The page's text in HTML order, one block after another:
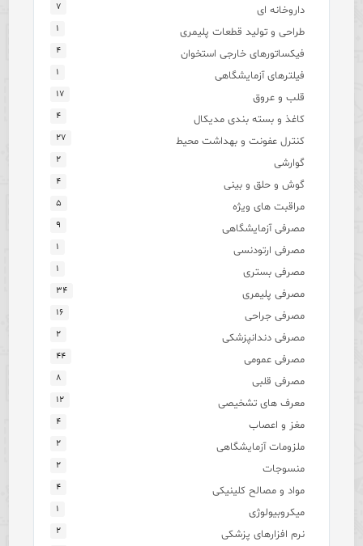
داروخانه ای ۷
طراحی و تولید قطعات پلیمری ۱
فیکساتورهای خارجی استخوان ۴
فیلترهای آزمایشگاهی ۱
قلب و عروق ۱۷
کاغذ و بسته بندی مدیکال ۴
کنترل عفونت و بهداشت محیط ۲۷
گوارشی ۲
گوش و حلق و بینی ۴
مراقبت های ویژه ۵
مصرفی آزمایشگاهی ۹
مصرفی ارتودنسی ۱
مصرفی بستری ۱
مصرفی پلیمری ۳۴
مصرفی جراحی ۱۶
مصرفی دندانپزشکی ۲
مصرفی عمومی ۴۴
مصرفی قلبی ۸
معرف های تشخیصی ۱۲
مغز و اعصاب ۴
ملزومات آزمایشگاهی ۲
منسوجات ۲
مواد و مصالح کلینیکی ۴
میکروبیولوژی ۱
نرم افزارهای پزشکی ۲